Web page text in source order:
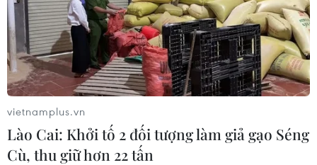
vietnamplus.vn
Lào Cai: Khởi tố 2 đối tượng làm giả gạo Séng
Cù, thu giữ hơn 22 tấn